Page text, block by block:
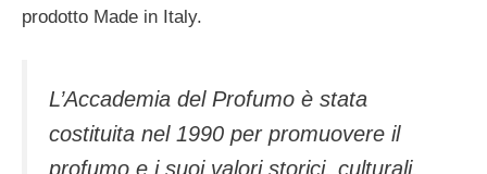
prodotto Made in Italy.
L’Accademia del Profumo è stata
costituita nel 1990 per promuovere il
profumo e i suoi valori storici, culturali,